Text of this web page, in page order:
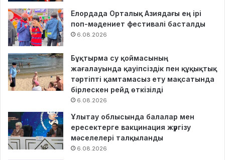
Елордада Орталық Азиядағы ең ірі
поп-мәдениет фестивалі басталды
6.08.2026
Бұқтырма су қоймасының
жағалауында қауіпсіздік пен құқықтық
тәртіпті қамтамасыз ету мақсатында
бірлескен рейд өткізілді
6.08.2026
Ұлытау облысында балалар мен
ересектерге вакцинация жүргізу
мәселелері талқыланды
6.08.2026